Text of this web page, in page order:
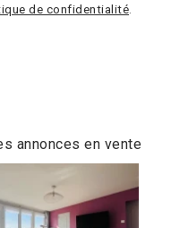
de confidentialité
annonces en vente